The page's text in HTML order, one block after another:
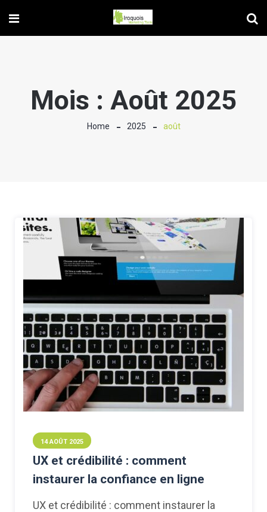
Mois : Août 2025
Home 2025 août
14 AOÛT 2025
UX et crédibilité : comment
instaurer la confiance en ligne
UX et crédibilité : comment instaurer la